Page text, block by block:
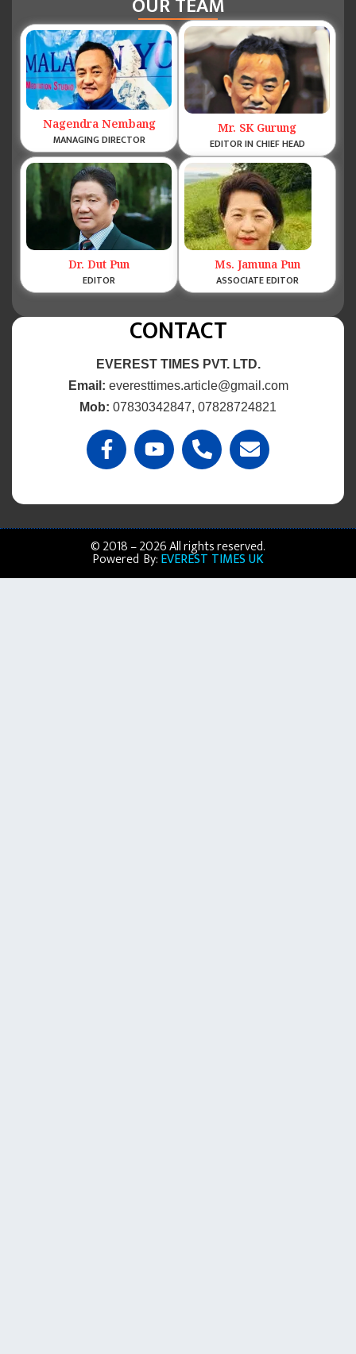
Nagendra Nembang
MANAGING DIRECTOR
Mr. SK Gurung
EDITOR IN CHIEF HEAD
Dr. Dut Pun
EDITOR
Ms. Jamuna Pun
ASSOCIATE EDITOR
CONTACT
EVEREST TIMES PVT. LTD.
Email: everesttimes.article@gmail.com
Mob: 07830342847, 07828724821
© 2018 – 2026 All rights reserved.
Powered By:EVEREST TIMES UK